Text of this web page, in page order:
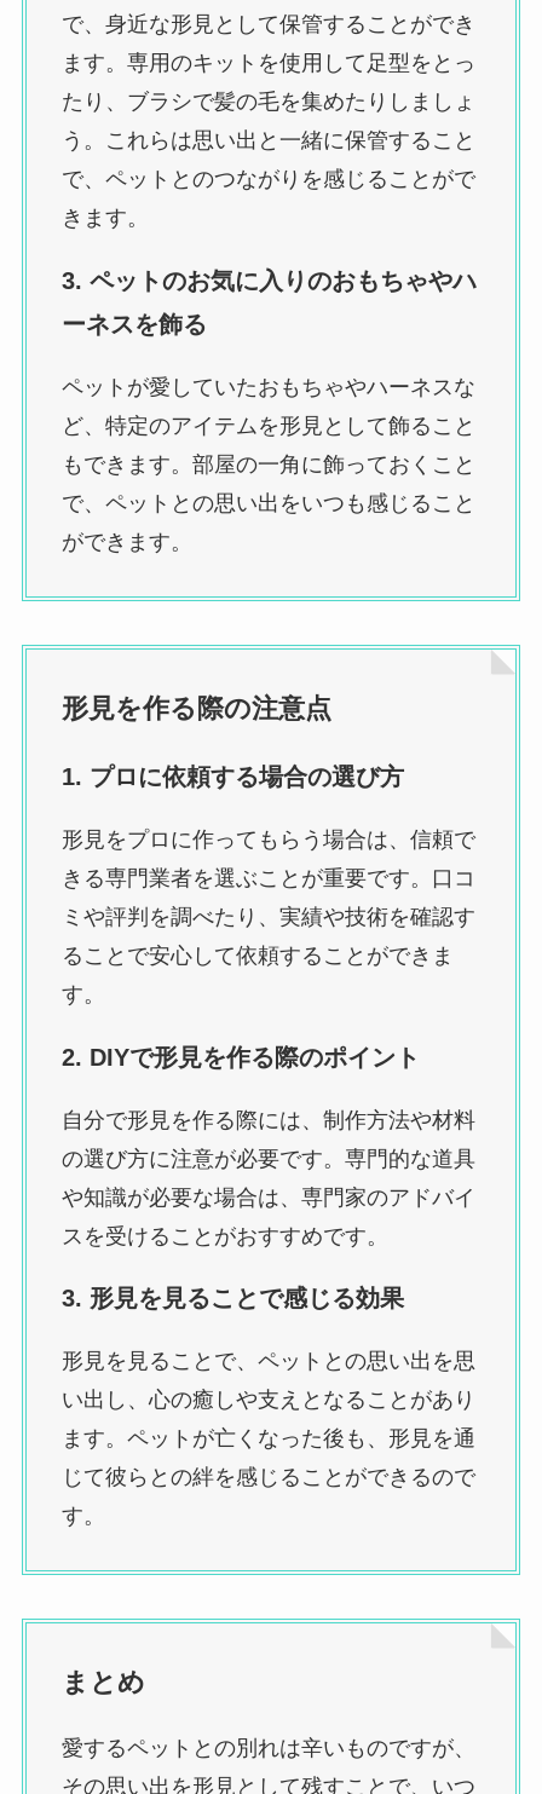
で、身近な形見として保管することができ
ます。専用のキットを使用して足型をとっ
たり、ブラシで髪の毛を集めたりしましょ
う。これらは思い出と一緒に保管すること
で、ペットとのつながりを感じることがで
きます。
3. ペットのお気に入りのおもちゃやハ
ーネスを飾る
ペットが愛していたおもちゃやハーネスな
ど、特定のアイテムを形見として飾ること
もできます。部屋の一角に飾っておくこと
で、ペットとの思い出をいつも感じること
ができます。
形見を作る際の注意点
1. プロに依頼する場合の選び方
形見をプロに作ってもらう場合は、信頼で
きる専門業者を選ぶことが重要です。口コ
ミや評判を調べたり、実績や技術を確認す
ることで安心して依頼することができま
す。
2. DIYで形見を作る際のポイント
自分で形見を作る際には、制作方法や材料
の選び方に注意が必要です。専門的な道具
や知識が必要な場合は、専門家のアドバイ
スを受けることがおすすめです。
3. 形見を見ることで感じる効果
形見を見ることで、ペットとの思い出を思
い出し、心の癒しや支えとなることがあり
ます。ペットが亡くなった後も、形見を通
じて彼らとの絆を感じることができるので
す。
まとめ
愛するペットとの別れは辛いものですが、
その思い出を形見として残すことで、いつ